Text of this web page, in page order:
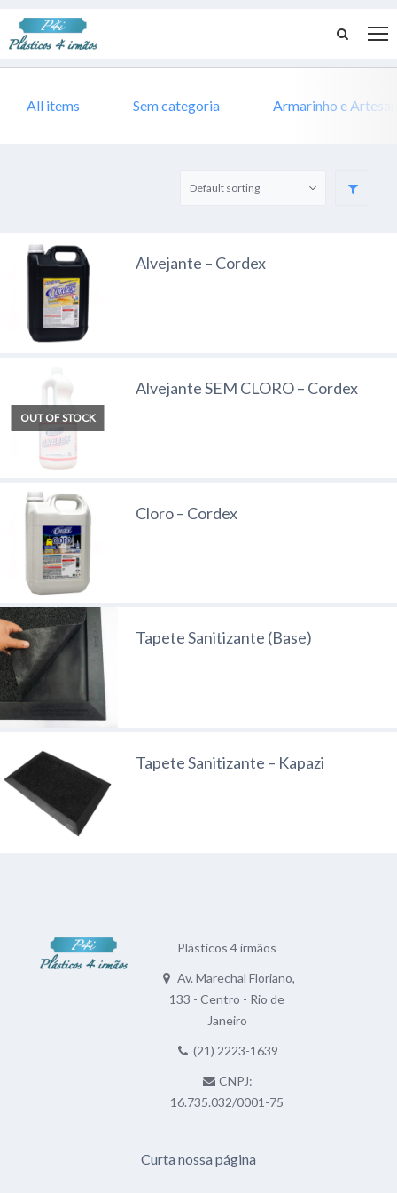
All items Sem categoria Armarinho e
Alvejante – Cordex
OUT OF STOCK
Alvejante SEM CLORO – Cordex
Cloro – Cordex
Tapete Sanitizante (Base)
Tapete Sanitizante – Kapazi
Plásticos 4 irmãos
Av. Marechal Floriano,
133 - Centro - Rio de
Janeiro
(21) 2223-1639
CNPJ:
16.735.032/0001-75
Curta nossa página